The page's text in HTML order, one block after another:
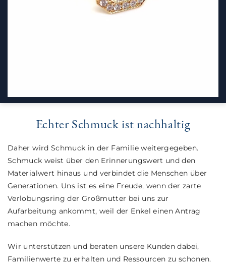
Echter Schmuck ist nachhaltig
Daher wird Schmuck in der Familie weitergegeben.
Schmuck weist über den Erinnerungswert und den
Materialwert hinaus und verbindet die Menschen über
Generationen. Uns ist es eine Freude, wenn der zarte
Verlobungsring der Großmutter bei uns zur
Aufarbeitung ankommt, weil der Enkel einen Antrag
machen möchte.
Wir unterstützen und beraten unsere Kunden dabei,
Familienwerte zu erhalten und Ressourcen zu schonen.